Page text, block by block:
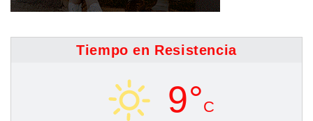
Tiempo en Resistencia
9°C